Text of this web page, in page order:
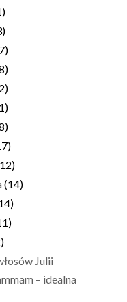
(14)
Julii
– idealna